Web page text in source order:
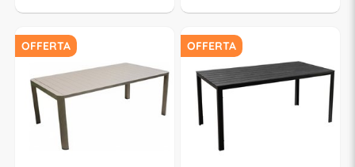
OFFERTA OFFERTA